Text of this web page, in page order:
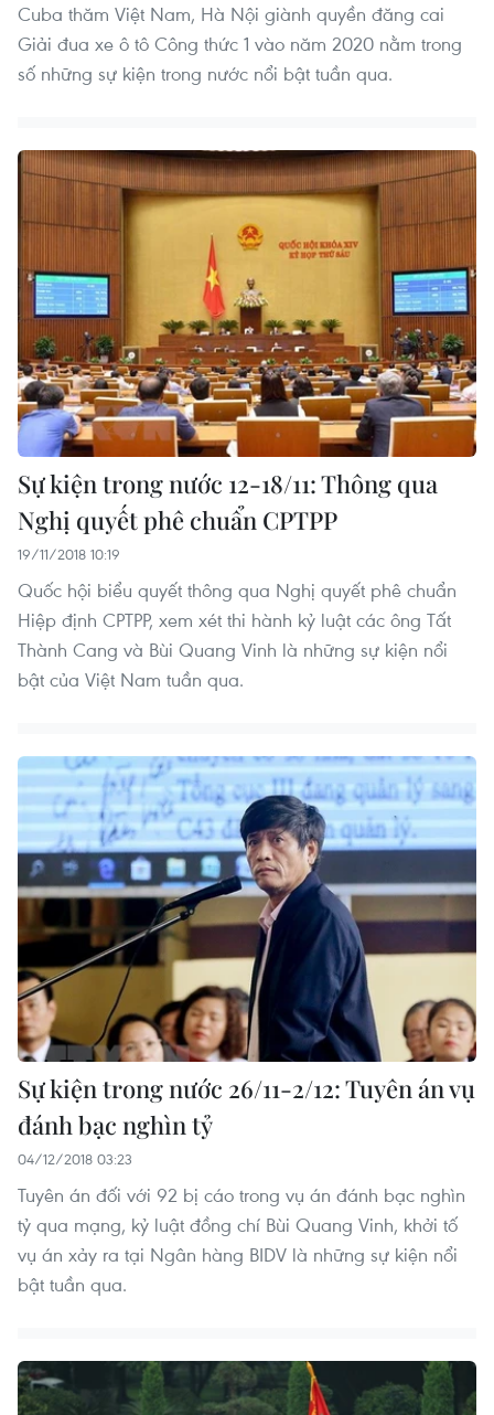
Cuba thăm Việt Nam, Hà Nội giành quyền đăng cai
Giải đua xe ô tô Công thức 1 vào năm 2020 nằm trong
số những sự kiện trong nước nổi bật tuần qua.
Sự kiện trong nước 12-18/11: Thông qua
Nghị quyết phê chuẩn CPTPP
19/11/2018 10:19
Quốc hội biểu quyết thông qua Nghị quyết phê chuẩn
Hiệp định CPTPP, xem xét thi hành kỷ luật các ông Tất
Thành Cang và Bùi Quang Vinh là những sự kiện nổi
bật của Việt Nam tuần qua.
Sự kiện trong nước 26/11-2/12: Tuyên án vụ
đánh bạc nghìn tỷ
04/12/2018 03:23
Tuyên án đối với 92 bị cáo trong vụ án đánh bạc nghìn
tỷ qua mạng, kỷ luật đồng chí Bùi Quang Vinh, khởi tố
vụ án xảy ra tại Ngân hàng BIDV là những sự kiện nổi
bật tuần qua.